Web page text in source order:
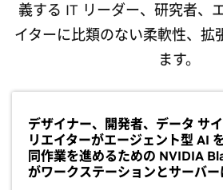
義する IT リーダー、研究者、
イターに比類のない柔軟性、拡
ます。
デザイナー、開発者、データ サ
リエイターがエージェント型 AI
同作業を進めるための NVIDIA
がワークステーションとサーバ